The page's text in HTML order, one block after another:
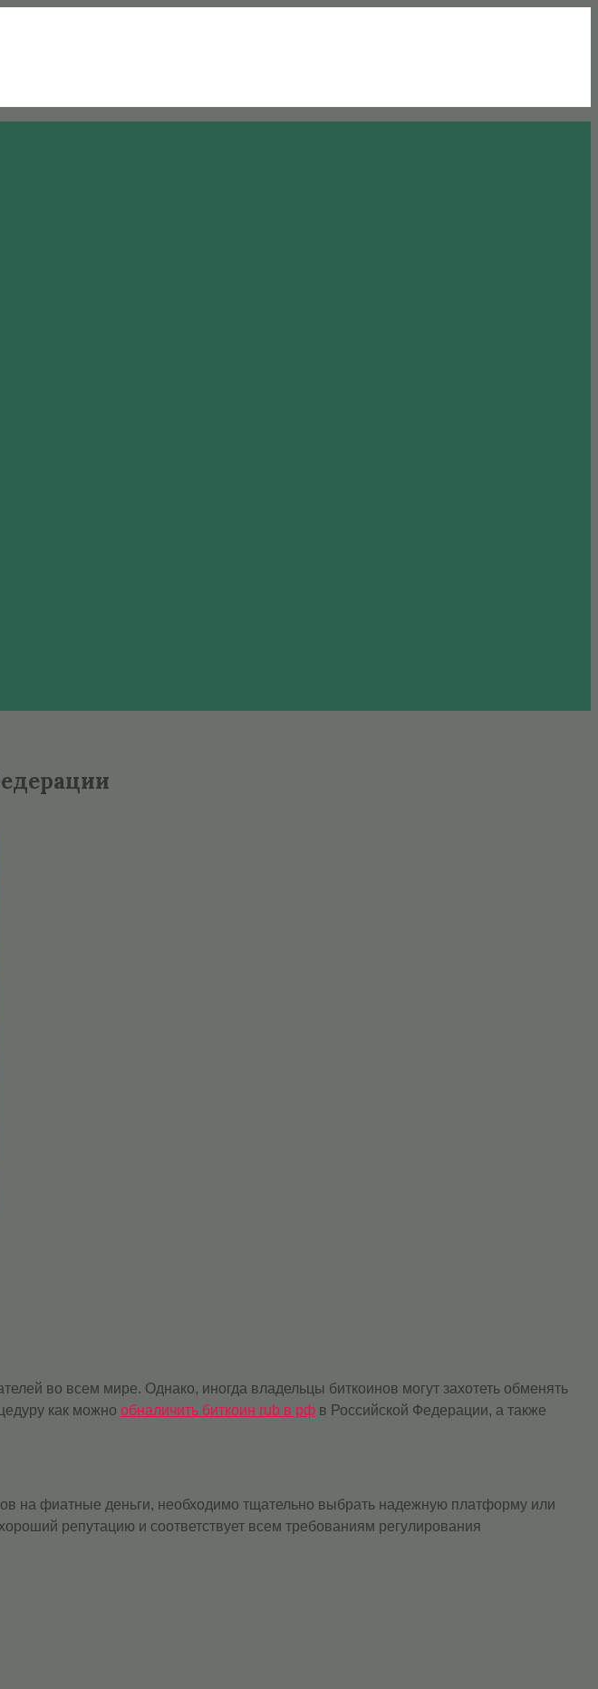
во всем мире. Однако, иногда владельцы биткоинов могут захотеть обменять
как можно обналичить биткоин rub в рф в Российской Федерации, а также
на фиатные деньги, необходимо тщательно выбрать надежную платформу или
репутацию и соответствует всем требованиям регулирования